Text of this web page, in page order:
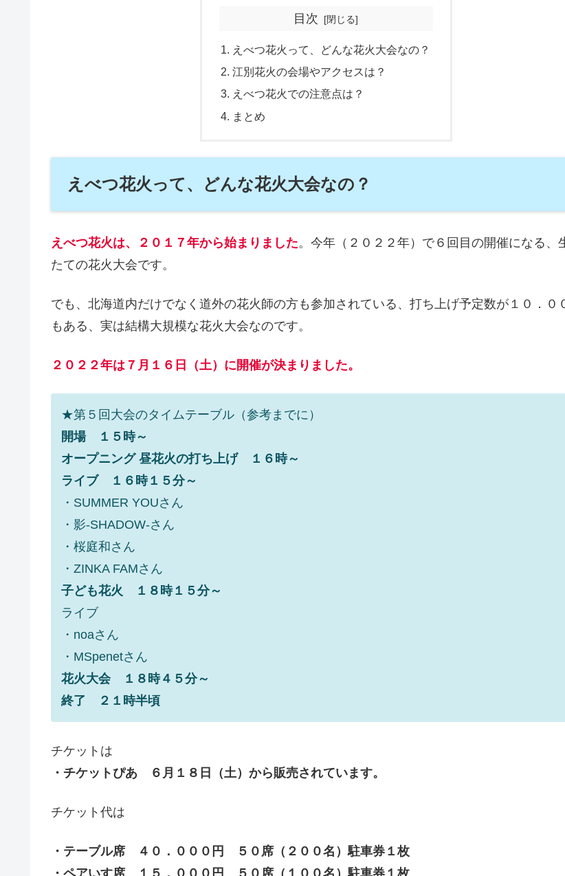
目次
えべつ花火って、どんな花火大会なの？
江別花火の会場やアクセスは？
えべつ花火での注意点は？
まとめ
えべつ花火って、どんな花火大会なの？
えべつ花火は、２０１７年から始まりました。今年（２０２２年）で６回目の開催になる、
たての花火大会です。
でも、北海道内だけでなく道外の花火師の方も参加されている、打ち上げ予定数が１０．０
もある、実は結構大規模な花火大会なのです。
２０２２年は７月１６日（土）に開催が決まりました。
★第５回大会のタイムテーブル（参考までに）
開場 １５時～
オープニング 昼花火の打ち上げ １６時～
ライブ １６時１５分～
・SUMMER YOUさん
・影-SHADOW-さん
・桜庭和さん
・ZINKA FAMさん
子ども花火 １８時１５分～
ライブ
・noaさん
・MSpenetさん
花火大会 １８時４５分～
終了 ２１時半頃
チケットは
・チケットぴあ ６月１８日（土）から販売されています。
チケット代は
・テーブル席 ４０．０００円 ５０席（２００名）駐車券１枚
・ペアいす席 １５．０００円 ５０席（１００名）駐車券１枚